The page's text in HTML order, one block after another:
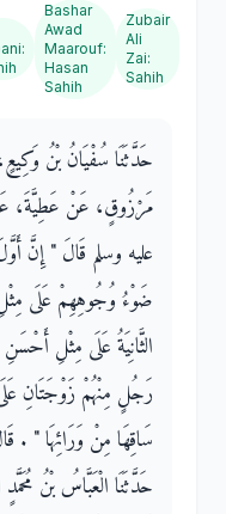
:
Bashar
Awad
Maarouf:
Hasan
Sahih
Zubair
Ali
Zai:
Sahih
حَدَّثَنَا سُفْيَانُ بْنُ
مَرْزُوقٍ، عَنْ عَطِيَّةَ،
عليه وسلم قَالَ ‏"‏ إِنَّ
ضَوْءُ وُجُوهِهِمْ عَلَى مِثْلِ
الثَّانِيَةُ عَلَى مِثْلِ
رَجُلٍ مِنْهُمْ زَوْجَتَانِ
سَاقِهَا مِنْ وَرَائِهَا ‏"‏
حَدَّثَنَا الْعَبَّاسُ بْنُ